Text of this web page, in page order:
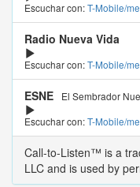
Escuchar con:T-Mobile/
Radio Nueva Vida
Escuchar con:T-Mobile/
ESNE
El Sembrador
Escuchar con:T-Mobile/
Call-to-Listen™ is a
LLC and is used by